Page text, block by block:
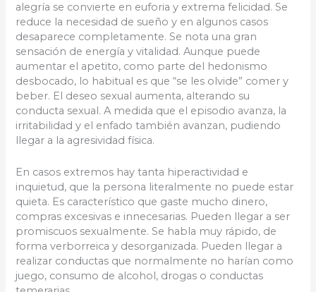
alegría se convierte en euforia y extrema felicidad. Se
reduce la necesidad de sueño y en algunos casos
desaparece completamente. Se nota una gran
sensación de energía y vitalidad. Aunque puede
aumentar el apetito, como parte del hedonismo
desbocado, lo habitual es que “se les olvide” comer y
beber. El deseo sexual aumenta, alterando su
conducta sexual. A medida que el episodio avanza, la
irritabilidad y el enfado también avanzan, pudiendo
llegar a la agresividad física.
En casos extremos hay tanta hiperactividad e
inquietud, que la persona literalmente no puede estar
quieta. Es característico que gaste mucho dinero,
compras excesivas e innecesarias. Pueden llegar a ser
promiscuos sexualmente. Se habla muy rápido, de
forma verborreica y desorganizada. Pueden llegar a
realizar conductas que normalmente no harían como
juego, consumo de alcohol, drogas o conductas